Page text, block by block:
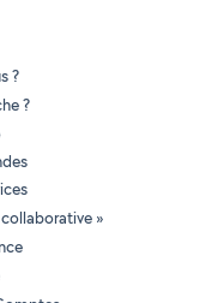
?
?
»